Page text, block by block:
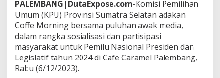
e
l
B
e
r
s
a
m
a
PALEMBANG| DutaExpose.com-Komisi Pemilihan
Umum (KPU) Provinsi Sumatra Selatan adakan
Coffe Morning bersama puluhan awak media,
dalam rangka sosialisasi dan partisipasi
masyarakat untuk Pemilu Nasional Presiden dan
Legislatif tahun 2024 di Cafe Caramel Palembang,
Rabu (6/12/2023).